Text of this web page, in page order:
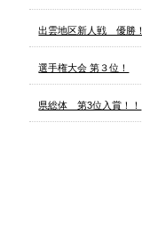
出雲地区新人戦 優勝！
選手権大会 第３位！
県総体 第3位入賞！！